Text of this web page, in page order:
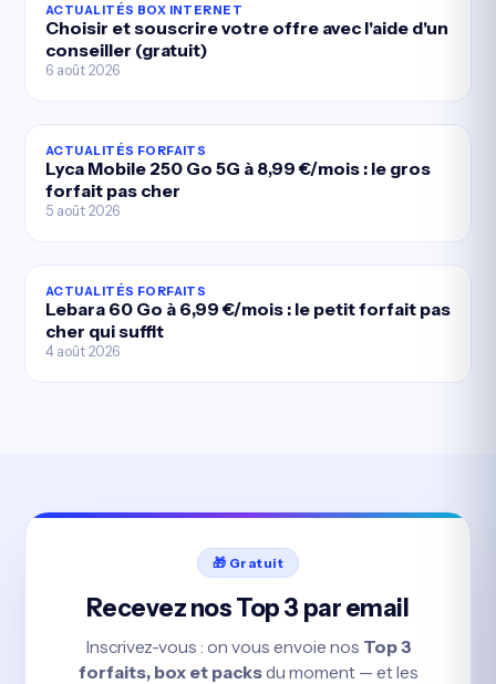
ACTUALITÉS BOX INTERNET
Choisir et souscrire votre offre avec l'aide d'un
conseiller (gratuit)
6 août 2026
ACTUALITÉS FORFAITS
Lyca Mobile 250 Go 5G à 8,99 €/mois : le gros
forfait pas cher
5 août 2026
ACTUALITÉS FORFAITS
Lebara 60 Go à 6,99 €/mois : le petit forfait pas
cher qui suffit
4 août 2026
🎁 Gratuit
Recevez nos Top 3 par email
Inscrivez-vous : on vous envoie nos Top 3
forfaits, box et packsdu moment — et les